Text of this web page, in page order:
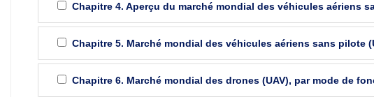
Chapitre 4. Aperçu du marché mondial des véhicules aériens
Chapitre 5. Marché mondial des véhicules aériens sans pilote
Chapitre 6. Marché mondial des drones (UAV), par mode de